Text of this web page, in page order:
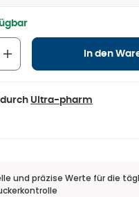
In den
Ultra-pharm
und präzise Werte für die